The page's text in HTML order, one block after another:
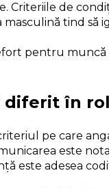
Criteriile de
tind să
pentru
diferit în
pe care
este
este adesea